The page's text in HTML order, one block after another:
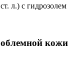
л.) с гидрозолем
кожи